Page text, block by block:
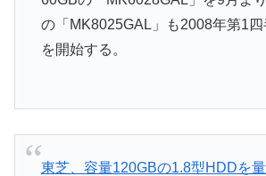
の「MK8025GAL」も2008年第1
を開始する。
東芝、容量120GBの1.8型HDDを